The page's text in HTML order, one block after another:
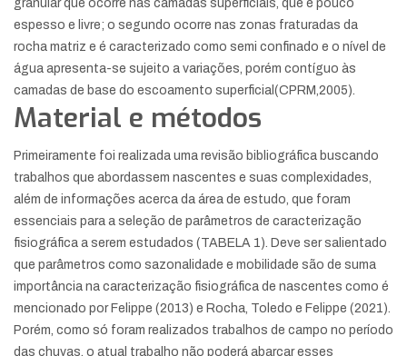
granular que ocorre nas camadas superficiais, que é pouco
espesso e livre; o segundo ocorre nas zonas fraturadas da
rocha matriz e é caracterizado como semi confinado e o nível de
água apresenta-se sujeito a variações, porém contíguo às
camadas de base do escoamento superficial(CPRM,2005).
Material e métodos
Primeiramente foi realizada uma revisão bibliográfica buscando
trabalhos que abordassem nascentes e suas complexidades,
além de informações acerca da área de estudo, que foram
essenciais para a seleção de parâmetros de caracterização
fisiográfica a serem estudados (TABELA 1). Deve ser salientado
que parâmetros como sazonalidade e mobilidade são de suma
importância na caracterização fisiográfica de nascentes como é
mencionado por Felippe (2013) e Rocha, Toledo e Felippe (2021).
Porém, como só foram realizados trabalhos de campo no período
das chuvas, o atual trabalho não poderá abarcar esses